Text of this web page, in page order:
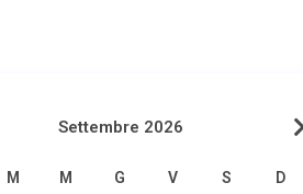
Settembre 2026
M M G V S D